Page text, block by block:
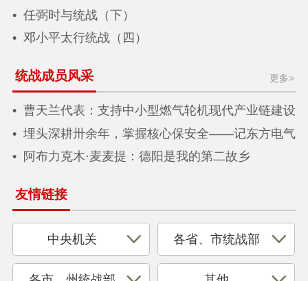
任弼时与统战（下）
邓小平太行统战（四）
统战成员风采 更多>
曹天兰代表：支持中小型燃气轮机现代产业链建设
推动新质生产力加快发展
埋头深耕卅余年，掌握核心保安全——记东方电气
集团东方汽轮机有限公司首届杰出人才奖获得者 民
阿布力克木·麦麦提：德阳是我的第二故乡
友情链接
中央机关 各省、市统战部